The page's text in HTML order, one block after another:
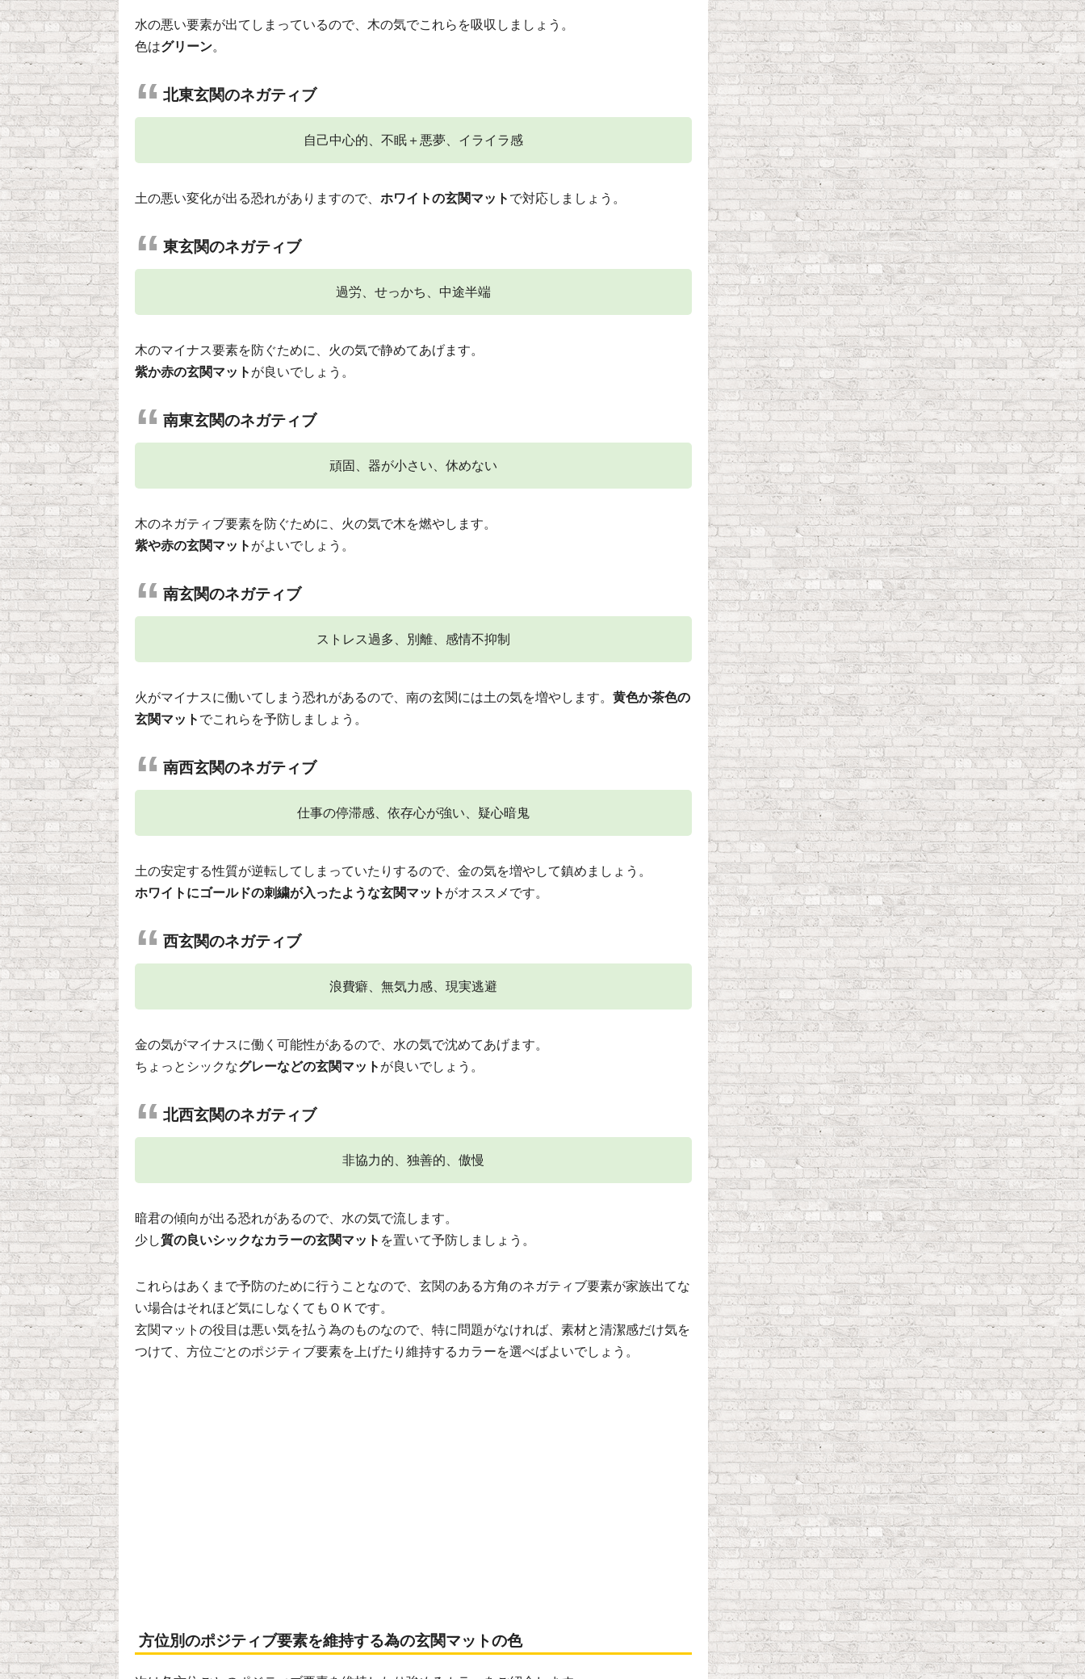
水の悪い要素が出てしまっているので、木の気でこれらを吸収しましょう。
色はグリーン。
北東玄関のネガティブ
自己中心的、不眠＋悪夢、イライラ感
土の悪い変化が出る恐れがありますので、 ホワイトの玄関マット で対応しましょう。
東玄関のネガティブ
過労、せっかち、中途半端
木のマイナス要素を防ぐために、火の気で静めてあげます。
紫か赤の玄関マット が良いでしょう。
南東玄関のネガティブ
頑固、器が小さい、休めない
木のネガティブ要素を防ぐために、火の気で木を燃やします。
紫や赤の玄関マット がよいでしょう。
南玄関のネガティブ
ストレス過多、別離、感情不抑制
火がマイナスに働いてしまう恐れがあるので、南の玄関には土の気を増やします。 黄色か茶色の
玄関マット でこれらを予防しましょう。
南西玄関のネガティブ
仕事の停滞感、依存心が強い、疑心暗鬼
土の安定する性質が逆転してしまっていたりするので、金の気を増やして鎮めましょう。
ホワイトにゴールドの刺繍が入ったような玄関マット がオススメです。
西玄関のネガティブ
浪費癖、無気力感、現実逃避
金の気がマイナスに働く可能性があるので、水の気で沈めてあげます。
ちょっとシックなグレーなどの玄関マット が良いでしょう。
北西玄関のネガティブ
非協力的、独善的、傲慢
暗君の傾向が出る恐れがあるので、水の気で流します。
少し質の良いシックなカラーの玄関マット を置いて予防しましょう。
これらはあくまで予防のために行うことなので、玄関のある方角のネガティブ要素が家族出てな
い場合はそれほど気にしなくてもＯＫです。
玄関マットの役目は悪い気を払う為のものなので、特に問題がなければ、素材と清潔感だけ気を
つけて、方位ごとのポジティブ要素を上げたり維持するカラーを選べばよいでしょう。
方位別のポジティブ要素を維持する為の玄関マットの色